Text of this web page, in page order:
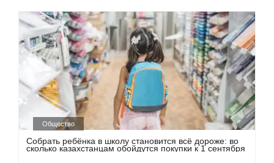
Общество
Собрать ребёнка в школу становится всё дороже: во
сколько казахстанцам обойдутся покупки к 1 сентября